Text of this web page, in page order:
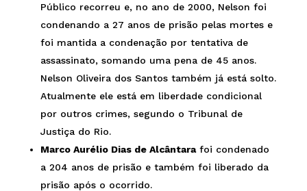
Público recorreu e, no ano de 2000, Nelson foi
condenando a 27 anos de prisão pelas mortes e
foi mantida a condenação por tentativa de
assassinato, somando uma pena de 45 anos.
Nelson Oliveira dos Santos também já está solto.
Atualmente ele está em liberdade condicional
por outros crimes, segundo o Tribunal de
Justiça do Rio.
Marco Aurélio Dias de Alcântarafoi condenado
a 204 anos de prisão e também foi liberado da
prisão após o ocorrido.